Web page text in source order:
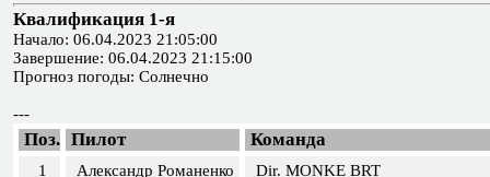
Квалификация 1-я
Начало: 06.04.2023 21:05:00
Завершение: 06.04.2023 21:15:00
Прогноз погоды: Солнечно
---
Поз. Пилот Команда
1 Александр Романенко
Dir. MONKE BRT